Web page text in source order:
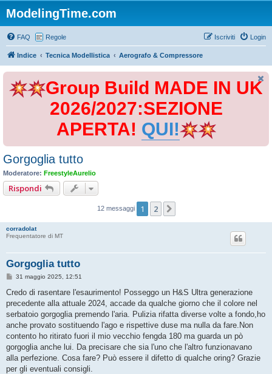
ModelingTime.com
FAQ Regole Login
Iscriviti
Indice Tecnica Modellistica Aerografo & Compressore
Group Build MADE IN UK
2026/2027:SEZIONE
APERTA! QUI!
Gorgoglia tutto
Moderatore: FreestyleAurelio
Rispondi
12 messaggi 1 2
corradolat
Frequentatore di MT
Gorgoglia tutto
M
s
a
g
i
o
31 maggio 2025, 12:51
Credo di rasentare l'esaurimento! Posseggo un H&S Ultra generazione
precedente alla attuale 2024, accade da qualche giorno che il colore nel
serbatoio gorgoglia premendo l'aria. Pulizia rifatta diverse volte a fondo,ho
anche provato sostituendo l'ago e rispettive duse ma nulla da fare.Non
contento ho ritirato fuori il mio vecchio fengda 180 ma guarda un pò
gorgoglia anche lui. Da precisare che sia l'uno che l'altro funzionavano
alla perfezione. Cosa fare? Può essere il difetto di qualche oring? Grazie
per gli eventuali consigli.